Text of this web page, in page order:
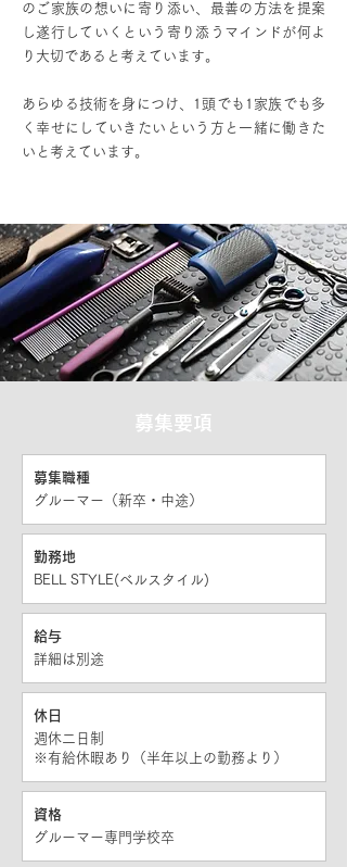
のご家族の想いに寄り添い、最善の方法を提案
し遂行していくという寄り添うマインドが何よ
り大切であると考えています。
あらゆる技術を身につけ、1頭でも1家族でも多
く幸せにしていきたいという方と一緒に働きた
いと考えています。
募集要項
募集職種
グルーマー（新卒・中途）
勤務地
BELL STYLE(ベルスタイル)
給与
​詳細は別途
休日
週休二日制
※有給休暇あり（半年以上の勤務より）
資格
グルーマー専門学校卒